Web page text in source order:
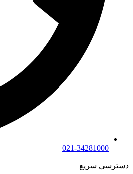
021-34281000
دسترسی سریع